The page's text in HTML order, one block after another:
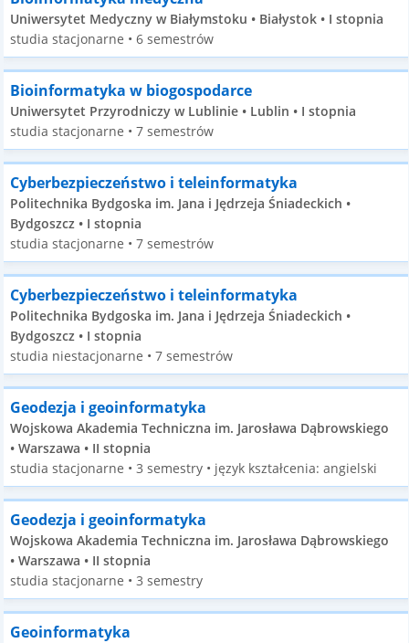
Uniwersytet Medyczny w Białymstoku • Białystok • I stopnia
studia stacjonarne • 6 semestrów
Bioinformatyka w biogospodarce
Uniwersytet Przyrodniczy w Lublinie • Lublin • I stopnia
studia stacjonarne • 7 semestrów
Cyberbezpieczeństwo i teleinformatyka
Politechnika Bydgoska im. Jana i Jędrzeja Śniadeckich •
Bydgoszcz • I stopnia
studia stacjonarne • 7 semestrów
Cyberbezpieczeństwo i teleinformatyka
Politechnika Bydgoska im. Jana i Jędrzeja Śniadeckich •
Bydgoszcz • I stopnia
studia niestacjonarne • 7 semestrów
Geodezja i geoinformatyka
Wojskowa Akademia Techniczna im. Jarosława Dąbrowskiego
• Warszawa • II stopnia
studia stacjonarne • 3 semestry • język kształcenia: angielski
Geodezja i geoinformatyka
Wojskowa Akademia Techniczna im. Jarosława Dąbrowskiego
• Warszawa • II stopnia
studia stacjonarne • 3 semestry
Geoinformatyka